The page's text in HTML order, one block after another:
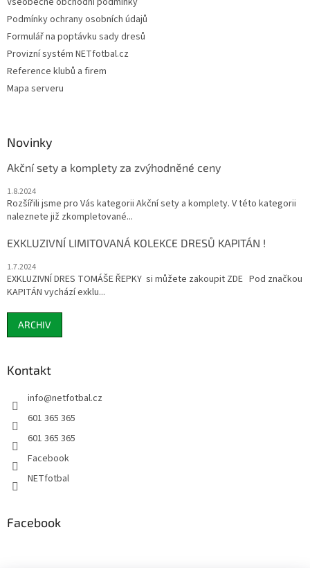
Podmínky ochrany osobních údajů
Formulář na poptávku sady dresů
Provizní systém NETfotbal.cz
Reference klubů a firem
Mapa serveru
Novinky
Akční sety a komplety za zvýhodněné ceny
1.8.2024
Rozšířili jsme pro Vás kategorii Akční sety a komplety. V této kategorii
naleznete již zkompletované...
EXKLUZIVNÍ LIMITOVANÁ KOLEKCE DRESŮ KAPITÁN !
1.7.2024
EXKLUZIVNÍ DRES TOMÁŠE ŘEPKY si můžete zakoupit ZDE Pod značkou
KAPITÁN vychází exklu...
ARCHIV
Kontakt
info@netfotbal.cz
601 365 365
601 365 365
Facebook
NETfotbal
Facebook